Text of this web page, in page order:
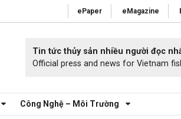
ePaper eMagazine
Tin tức thủy sản nhiều người đọc
Official press and news for Vietnam
Công Nghệ – Môi Trường